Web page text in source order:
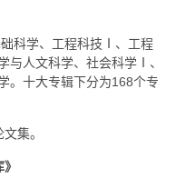
科学、工程科技Ⅰ、工程
与人文科学、社会科学Ⅰ、
。十大专辑下分为168个专
集。